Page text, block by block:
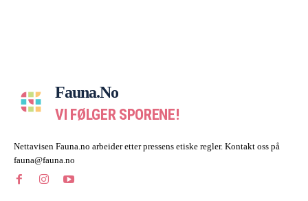
Fauna.no
VI FØLGER SPORENE!
Nettavisen Fauna.no arbeider etter pressens etiske regler. Kontakt oss på
fauna@fauna.no